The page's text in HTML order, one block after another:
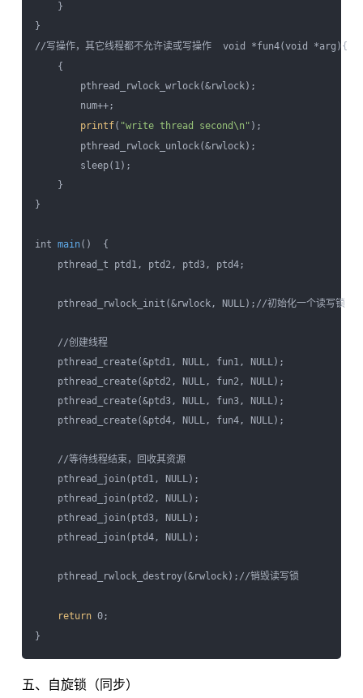
}
}
//写操作，其它线程都不允许读或写操作  void *fun4(void
{
pthread_rwlock_wrlock(&rwlock);
num++;
printf( "write thread second\n" );
pthread_rwlock_unlock(&rwlock);
sleep(1);
}
}
int main()  {
pthread_t ptd1, ptd2, ptd3, ptd4;
pthread_rwlock_init(&rwlock, NULL);//初始化一个读写锁
//创建线程
pthread_create(&ptd1, NULL, fun1, NULL);
pthread_create(&ptd2, NULL, fun2, NULL);
pthread_create(&ptd3, NULL, fun3, NULL);
pthread_create(&ptd4, NULL, fun4, NULL);
//等待线程结束，回收其资源
pthread_join(ptd1, NULL);
pthread_join(ptd2, NULL);
pthread_join(ptd3, NULL);
pthread_join(ptd4, NULL);
pthread_rwlock_destroy(&rwlock);//销毁读写锁
return 0;
五、自旋锁（同步）